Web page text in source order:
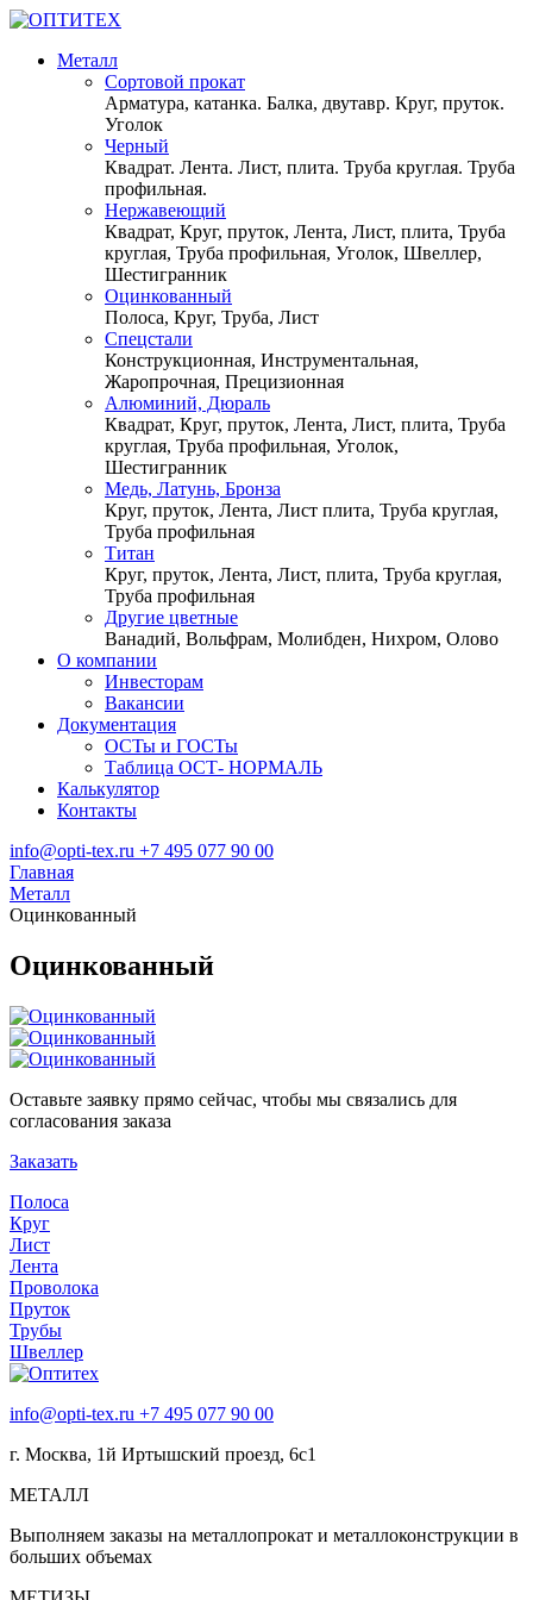
Металл
Сортовой прокат
Арматура, катанка. Балка, двутавр. Круг, пруток.
Уголок
Черный
Квадрат. Лента. Лист, плита. Труба круглая. Труба
профильная.
Нержавеющий
Квадрат, Круг, пруток, Лента, Лист, плита, Труба
круглая, Труба профильная, Уголок, Швеллер,
Шестигранник
Оцинкованный
Полоса, Круг, Труба, Лист
Спецстали
Конструкционная, Инструментальная,
Жаропрочная, Прецизионная
Алюминий, Дюраль
Квадрат, Круг, пруток, Лента, Лист, плита, Труба
круглая, Труба профильная, Уголок,
Шестигранник
Медь, Латунь, Бронза
Круг, пруток, Лента, Лист плита, Труба круглая,
Труба профильная
Титан
Круг, пруток, Лента, Лист, плита, Труба круглая,
Труба профильная
Другие цветные
Ванадий, Вольфрам, Молибден, Нихром, Олово
О компании
Инвесторам
Вакансии
Документация
ОСТы и ГОСТы
Таблица ОСТ- НОРМАЛЬ
Калькулятор
Контакты
info@opti-tex.ru +7 495 077 90 00
Главная
Металл
Оцинкованный
Оцинкованный
Оставьте заявку прямо сейчас, чтобы мы связались для
согласования заказа
Заказать
Полоса
Круг
Лист
Лента
Проволока
Пруток
Трубы
Швеллер
info@opti-tex.ru +7 495 077 90 00
г. Москва, 1й Иртышский проезд, 6с1
МЕТАЛЛ
Выполняем заказы на металлопрокат и металлоконструкции в
больших объемах